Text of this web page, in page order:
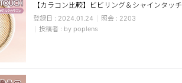
チョコ
ブラック
ピンク
【カラコン比較】ビビリング＆シャインタッチ
2024.01.24
2203
by poplens